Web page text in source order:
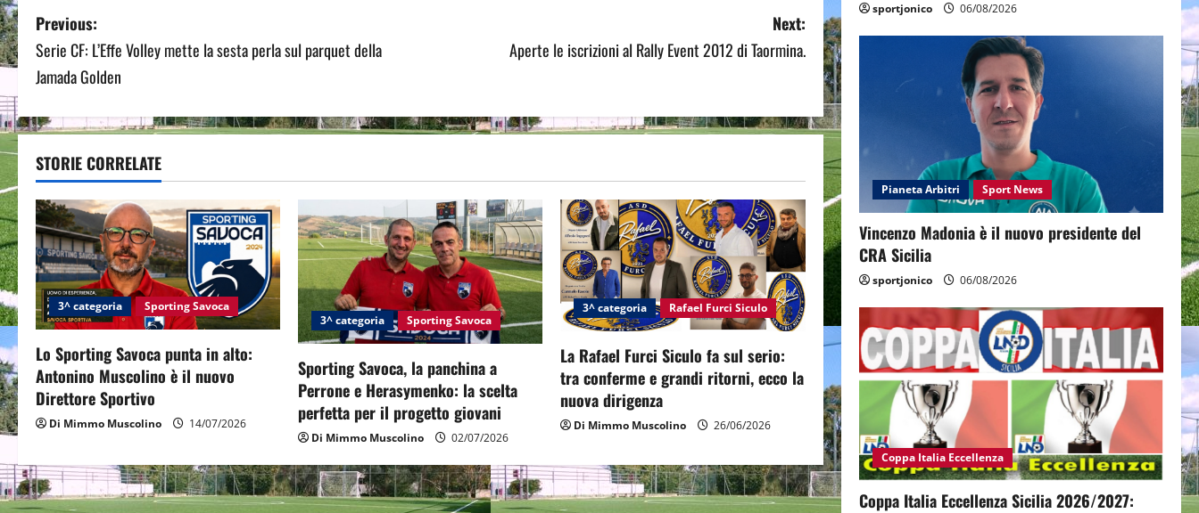
P
o
t
n
a
v
i
g
a
t
i
o
Previous:
Serie CF: L’Effe Volley mette la sesta perla sul parquet della
Jamada Golden
Next:
Aperte le iscrizioni al Rally Event 2012 di Taormina.
STORIE CORRELATE
3^ categoria Sporting Savoca
Lo Sporting Savoca punta in alto:
Antonino Muscolino è il nuovo
Direttore Sportivo
Di Mimmo Muscolino 14/07/2026
3^ categoria Sporting Savoca
Sporting Savoca, la panchina a
Perrone e Herasymenko: la scelta
perfetta per il progetto giovani
Di Mimmo Muscolino 02/07/2026
3^ categoria Rafael Furci Siculo
La Rafael Furci Siculo fa sul serio:
tra conferme e grandi ritorni, ecco la
nuova dirigenza
Di Mimmo Muscolino 26/06/2026
sportjonico 06/08/2026
Pianeta Arbitri Sport News
Vincenzo Madonia è il nuovo presidente del
CRA Sicilia
sportjonico 06/08/2026
Coppa Italia Eccellenza
Coppa Italia Eccellenza Sicilia 2026/2027: